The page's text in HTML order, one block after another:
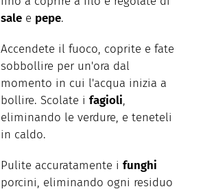
sale e pepe.
Accendete il fuoco, coprite e fate
sobbollire per un'ora dal
momento in cui l'acqua inizia a
bollire. Scolate i fagioli,
eliminando le verdure, e teneteli
in caldo.
Pulite accuratamente i funghi
porcini, eliminando ogni residuo